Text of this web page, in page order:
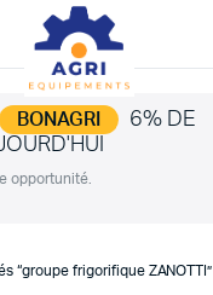
BONAGRI
6% DE
opportunité.
“groupe frigorifique ZANOTTI”